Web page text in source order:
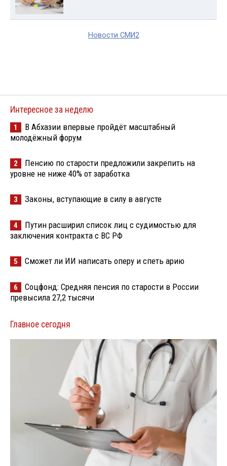
Новости СМИ2
Интересное за неделю
1
В Абхазии впервые пройдёт масштабный
молодёжный форум
2
Пенсию по старости предложили закрепить на
уровне не ниже 40% от заработка
3 Законы, вступающие в силу в августе
4
Путин расширил список лиц с судимостью для
заключения контракта с ВС РФ
5 Сможет ли ИИ написать оперу и спеть арию
6
Соцфонд: Средняя пенсия по старости в России
превысила 27,2 тысячи
Главное сегодня